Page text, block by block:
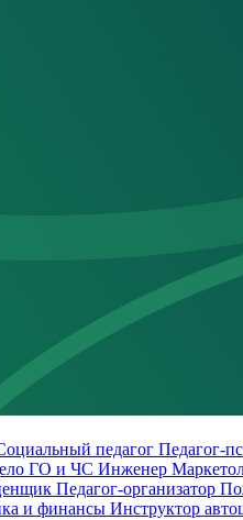
педагог Педагог-
ГО и ЧС Инженер
Педагог-организатор
и финансы Инструктор